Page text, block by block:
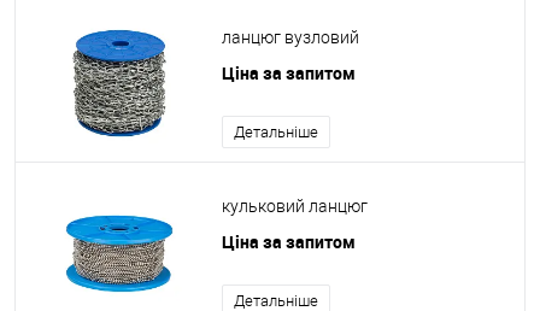
ланцюг вузловий
Ціна за запитом
Детальніше
кульковий ланцюг
Ціна за запитом
Детальніше